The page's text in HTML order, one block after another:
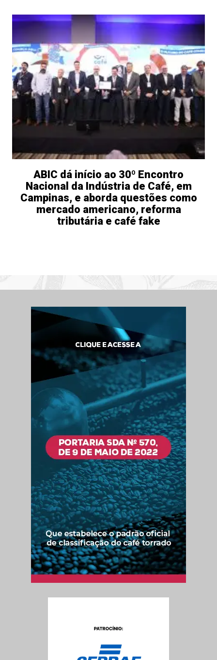
ABIC dá início ao 30º Encontro
Nacional da Indústria de Café, em
Campinas, e aborda questões como
mercado americano, reforma
tributária e café fake